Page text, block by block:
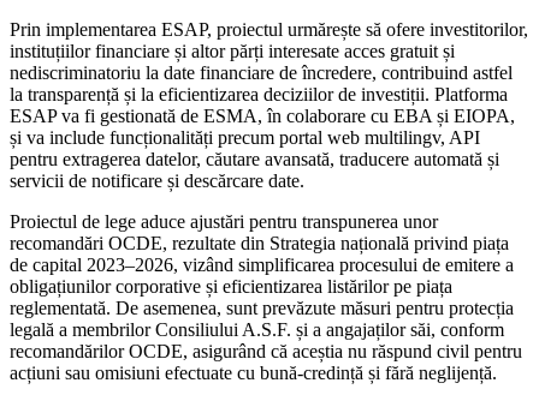
Prin implementarea ESAP, proiectul urmărește să ofere investitorilor,
instituțiilor financiare și altor părți interesate acces gratuit și
nediscriminatoriu la date financiare de încredere, contribuind astfel
la transparență și la eficientizarea deciziilor de investiții. Platforma
ESAP va fi gestionată de ESMA, în colaborare cu EBA și EIOPA,
și va include funcționalități precum portal web multilingv, API
pentru extragerea datelor, căutare avansată, traducere automată și
servicii de notificare și descărcare date.
Proiectul de lege aduce ajustări pentru transpunerea unor
recomandări OCDE, rezultate din Strategia națională privind piața
de capital 2023–2026, vizând simplificarea procesului de emitere a
obligațiunilor corporative și eficientizarea listărilor pe piața
reglementată. De asemenea, sunt prevăzute măsuri pentru protecția
legală a membrilor Consiliului A.S.F. și a angajaților săi, conform
recomandărilor OCDE, asigurând că aceștia nu răspund civil pentru
acțiuni sau omisiuni efectuate cu bună-credință și fără neglijență.